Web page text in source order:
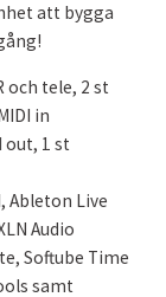
att bygga
och tele, 2 st
in
out, 1 st
Ableton Live
Audio
Softube Time
samt